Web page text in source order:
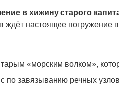
в хижину старого
ждёт настоящее погружение
«морским волком»,
по завязыванию речных